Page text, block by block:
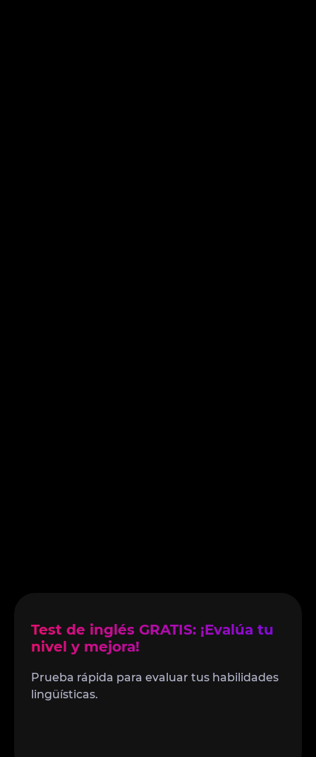
Test de inglés GRATIS: ¡Evalúa tu
nivel y mejora!
Prueba rápida para evaluar tus habilidades
lingüísticas.